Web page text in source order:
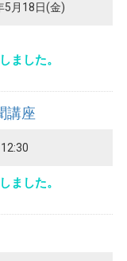
5月18日(金)
ました。
講座
ました。